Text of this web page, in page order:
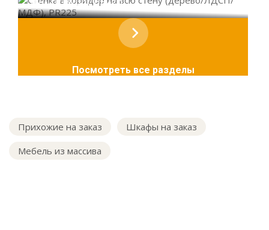
Посмотреть все разделы
Прихожие на заказ
Шкафы на заказ
Мебель из массива